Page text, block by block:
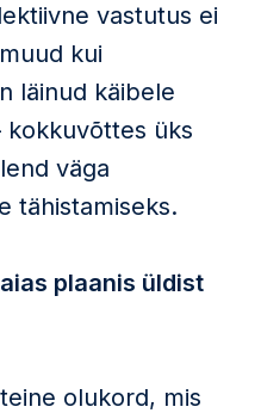
vastutus ei
kui
läinud käibele
üks
väga
tähistamiseks.
plaanis üldist
olukord, mis